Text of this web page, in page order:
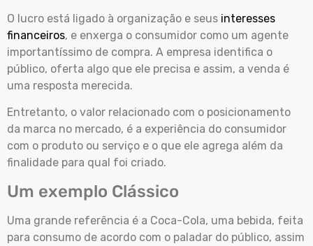
O lucro está ligado à organização e seus interesses
financeiros, e enxerga o consumidor como um agente
importantíssimo de compra. A empresa identifica o
público, oferta algo que ele precisa e assim, a venda é
uma resposta merecida.
Entretanto, o valor relacionado com o posicionamento
da marca no mercado, é a experiência do consumidor
com o produto ou serviço e o que ele agrega além da
finalidade para qual foi criado.
Um exemplo Clássico
Uma grande referência é a Coca-Cola, uma bebida, feita
para consumo de acordo com o paladar do público, assim